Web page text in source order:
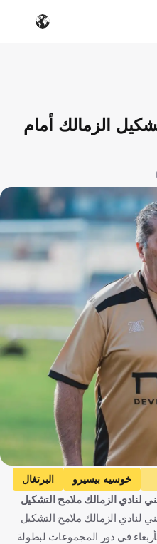
الزمالك أمام
خوسيه بيسيرو
البرتغال
جعفر
احمد حسام
لنادي الزمالك ملامح التشكيل
لنادي الزمالك ملامح التشكيل
في دور المجموعات لبطولة